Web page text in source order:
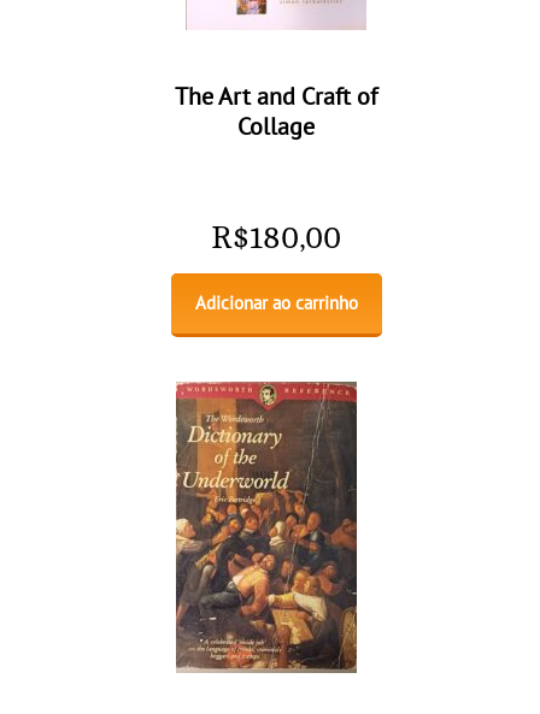
The Art and Craft of
Collage
R$180,00
Adicionar ao carrinho